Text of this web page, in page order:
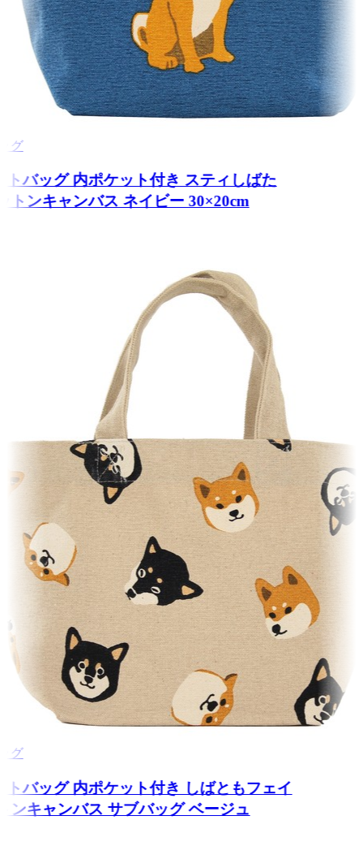
ッグ
ートバッグ 内ポケット付き スティしばた
ットンキャンバス ネイビー 30×20cm
ッグ
ートバッグ 内ポケット付き しばともフェイ
トンキャンバス サブバッグ ベージュ